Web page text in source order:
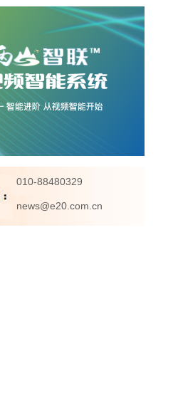
010-88480329
news@e20.com.cn